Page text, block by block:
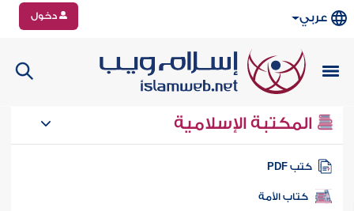
عربي دخول
المكتبة الإسلامية
كتب PDF